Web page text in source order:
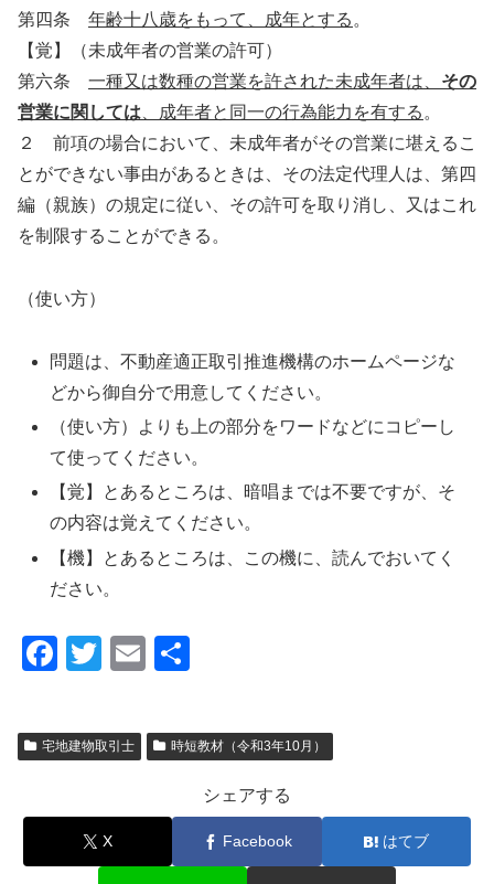
第四条 年齢十八歳をもって、成年とする 。
【覚】（未成年者の営業の許可）
第六条 一種又は数種の営業を許された未成年者は、 その
営業に関しては 、成年者と同一の行為能力を有する 。
２ 前項の場合において、未成年者がその営業に堪えるこ
とができない事由があるときは、その法定代理人は、第四
編（親族）の規定に従い、その許可を取り消し、又はこれ
を制限することができる。
（使い方）
問題は、不動産適正取引推進機構のホームページな
どから御自分で用意してください。
（使い方）よりも上の部分をワードなどにコピーし
て使ってください。
【覚】とあるところは、暗唱までは不要ですが、そ
の内容は覚えてください。
【機】とあるところは、この機に、読んでおいてく
ださい。
F
c
e
o
o
T
tt
er
E
ail
宅地建物取引士 時短教材（令和3年10月）
シェアする
X Facebook はてブ